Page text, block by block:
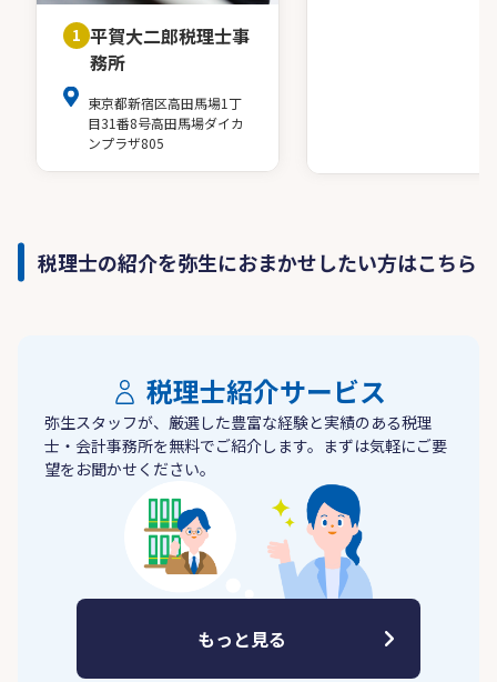
1 平賀大二郎税理士事
務所
東京都新宿区高田馬場1丁
目31番8号高田馬場ダイカ
ンプラザ805
税理士の紹介を弥生におまかせしたい方はこちら
税理士紹介サービス
弥生スタッフが、厳選した豊富な経験と実績のある税理
士・会計事務所を無料でご紹介します。まずは気軽にご要
望をお聞かせください。
もっと見る